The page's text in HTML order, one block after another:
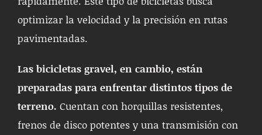
optimizar la velocidad y la precisión en rutas
pavimentadas.
Las bicicletas gravel, en cambio, están
preparadas para enfrentar distintos tipos de
terreno. Cuentan con horquillas resistentes,
frenos de disco potentes y una transmisión con